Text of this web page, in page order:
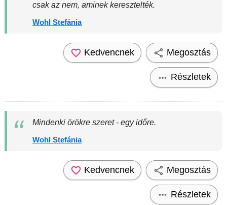
csak az nem, aminek keresztelték.
Wohl Stefánia
Kedvencnek Megosztás
Részletek
Mindenki örökre szeret - egy időre.
Wohl Stefánia
Kedvencnek Megosztás
Részletek